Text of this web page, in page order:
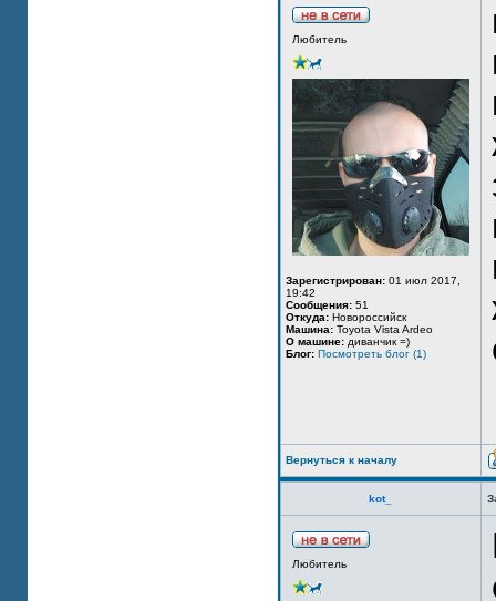
Любитель
Зарегистрирован: 01 июл 2017,
19:42
Сообщения: 51
Откуда: Новороссийск
Машина: Toyota Vista Ardeo
О машине: диванчик =)
Блог: Посмотреть блог (1)
Вернуться к началу
kot_
Любитель